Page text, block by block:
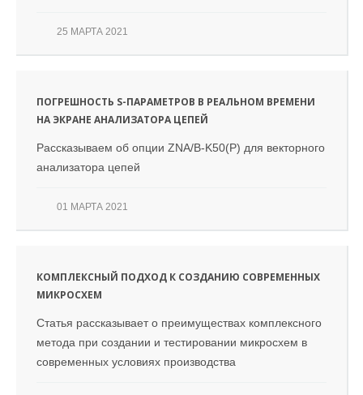
25 МАРТА 2021
ПОГРЕШНОСТЬ S-ПАРАМЕТРОВ В РЕАЛЬНОМ ВРЕМЕНИ
НА ЭКРАНЕ АНАЛИЗАТОРА ЦЕПЕЙ
Рассказываем об опции ZNA/B-K50(P) для векторного
анализатора цепей
01 МАРТА 2021
КОМПЛЕКСНЫЙ ПОДХОД К СОЗДАНИЮ СОВРЕМЕННЫХ
МИКРОСХЕМ
Статья рассказывает о преимуществах комплексного
метода при создании и тестировании микросхем в
современных условиях производства